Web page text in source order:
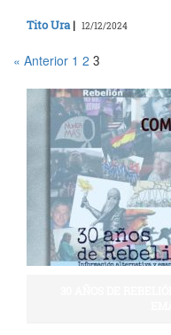
Tito Ura | 12/12/2024
« Anterior 1 2 3